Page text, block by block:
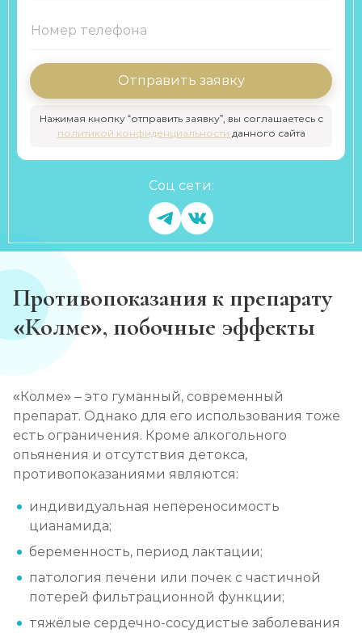
Отправить заявку
Нажимая кнопку “отправить заявку”, вы соглашаетесь с
политикой конфиденциальности данного сайта
Соц сети:
Противопоказания к препарату
«Колме», побочные эффекты
«Колме» – это гуманный, современный
препарат. Однако для его использования тоже
есть ограничения. Кроме алкогольного
опьянения и отсутствия детокса,
противопоказаниями являются:
индивидуальная непереносимость
цианамида;
беременность, период лактации;
патология печени или почек с частичной
потерей фильтрационной функции;
тяжёлые сердечно-сосудистые заболевания